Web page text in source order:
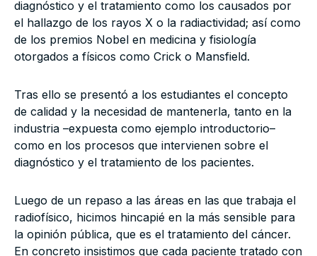
diagnóstico y el tratamiento como los causados por
el hallazgo de los rayos X o la radiactividad; así como
de los premios Nobel en medicina y fisiología
otorgados a físicos como Crick o Mansfield.
Tras ello se presentó a los estudiantes el concepto
de calidad y la necesidad de mantenerla, tanto en la
industria –expuesta como ejemplo introductorio–
como en los procesos que intervienen sobre el
diagnóstico y el tratamiento de los pacientes.
Luego de un repaso a las áreas en las que trabaja el
radiofísico, hicimos hincapié en la más sensible para
la opinión pública, que es el tratamiento del cáncer.
En concreto insistimos que cada paciente tratado con